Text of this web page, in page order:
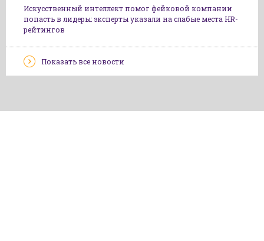
Искусственный интеллект помог фейковой компании
попасть в лидеры: эксперты указали на слабые места HR-
рейтингов
Показать все новости